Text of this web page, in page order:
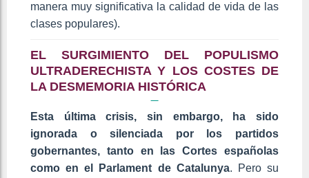
manera muy significativa la calidad de vida de las
clases populares).
EL SURGIMIENTO DEL POPULISMO
ULTRADERECHISTA Y LOS COSTES DE
LA DESMEMORIA HISTÓRICA
Esta última crisis, sin embargo, ha sido
ignorada o silenciada por los partidos
gobernantes, tanto en las Cortes españolas
como en el Parlament de Catalunya. Pero su